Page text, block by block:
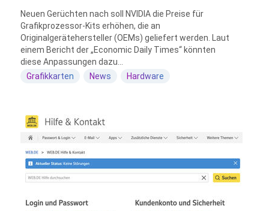
Neuen Gerüchten nach soll NVIDIA die Preise für
Grafikprozessor-Kits erhöhen, die an
Originalgerätehersteller (OEMs) geliefert werden. Laut
einem Bericht der „Economic Daily Times“ könnten
diese Anpassungen dazu...
Grafikkarten
News Hardware